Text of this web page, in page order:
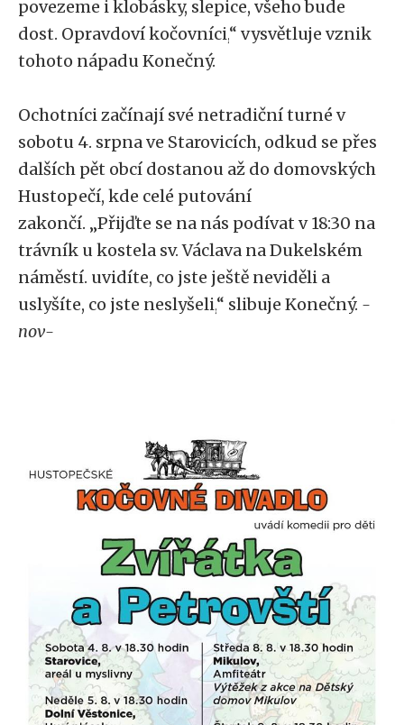
povezeme i klobásky, slepice, všeho bude
dost. Opravdoví kočovníci,“ vysvětluje vznik
tohoto nápadu Konečný.
Ochotníci začínají své netradiční turné v
sobotu 4. srpna ve Starovicích, odkud se přes
dalších pět obcí dostanou až do domovských
Hustopečí, kde celé putování
zakončí. „Přijďte se na nás podívat v 18:30 na
trávník u kostela sv. Václava na Dukelském
náměstí. uvidíte, co jste ještě neviděli a
uslyšíte, co jste neslyšeli,“ slibuje Konečný. -
nov-